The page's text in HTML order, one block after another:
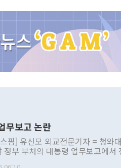
무보고 논란
핌] 유신모 외교전문기자 = 청와
정부 부처의 대통령 업무보고에